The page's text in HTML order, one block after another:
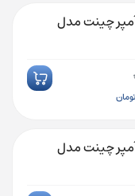
50-37 آمپر چینت مدل
تومان
متال 70-55 آمپر چینت مدل